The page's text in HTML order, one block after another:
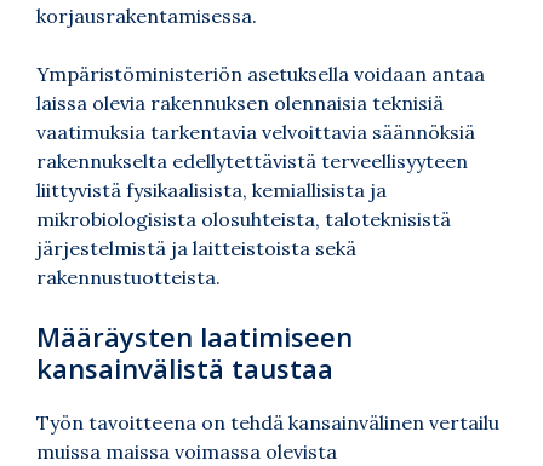
korjausrakentamisessa.
Ympäristöministeriön asetuksella voidaan antaa
laissa olevia rakennuksen olennaisia teknisiä
vaatimuksia tarkentavia velvoittavia säännöksiä
rakennukselta edellytettävistä terveellisyyteen
liittyvistä fysikaalisista, kemiallisista ja
mikrobiologisista olosuhteista, taloteknisistä
järjestelmistä ja laitteistoista sekä
rakennustuotteista.
Määräysten laatimiseen
kansainvälistä taustaa
Työn tavoitteena on tehdä kansainvälinen vertailu
muissa maissa voimassa olevista